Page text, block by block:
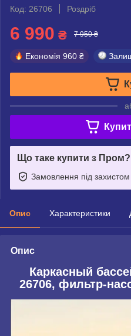
Код: 26706
Роздріб
6 990 ₴ 7 950 ₴
Економія 960 ₴
Що таке купити з Пром?
Замовлення під захистом
Опис Характеристики
Опис
Каркасный
26706, фильтр-